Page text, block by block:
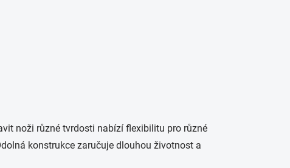
noži různé tvrdosti nabízí flexibilitu pro různé
konstrukce zaručuje dlouhou životnost a